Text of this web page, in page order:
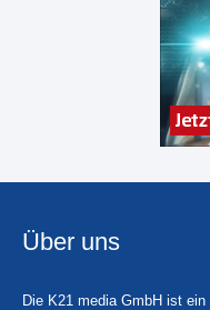
Über uns
Die K21 media GmbH ist